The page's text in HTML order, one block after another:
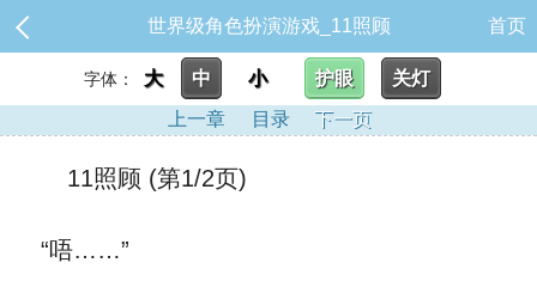
世界级角色扮演游戏_11照顾 首页
字体： 大 中 小 护眼
关灯
上一章
目录 下一页
11照顾 (第1/2页)
“唔……”